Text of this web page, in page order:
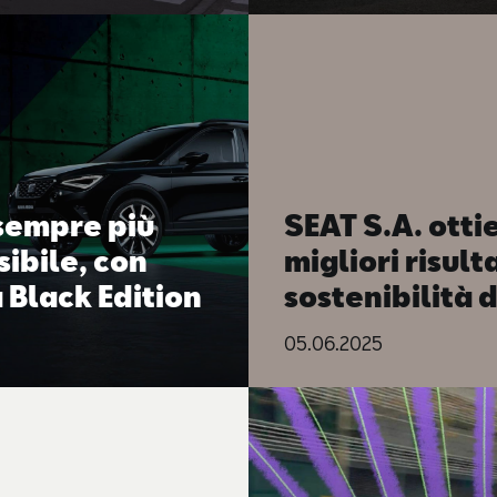
più
con
Black Edition
al mese
SEAT S.A.
migliori
sostenibilità
sua storia
05.06.2025